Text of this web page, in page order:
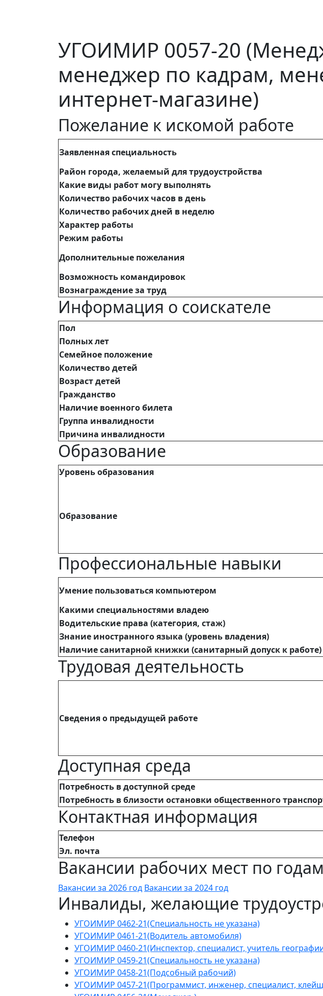
УГОИМИР 0057-20
менеджер по кадрам,
интернет-магазине)
Пожелание к искомой работе
Заявленная специальность
Район города, желаемый для трудоустройства
Какие виды работ могу выполнять
Количество рабочих часов в день
Количество рабочих дней в неделю
Характер работы
Режим работы
Дополнительные пожелания
Возможность командировок
Вознаграждение за труд
Информация о соискателе
Пол
Полных лет
Семейное положение
Количество детей
Возраст детей
Гражданство
Наличие военного билета
Группа инвалидности
Причина инвалидности
Образование
Уровень образования
Образование
Профессиональные навыки
Умение пользоваться компьютером
Какими специальностями владею
Водительские права (категория, стаж)
Знание иностранного языка (уровень владения)
Наличие санитарной книжки (санитарный допуск к работе)
Трудовая деятельность
Сведения о предыдущей работе
Доступная среда
Потребность в доступной среде
Потребность в близости остановки общественного
Контактная информация
Телефон
Эл. почта
Вакансии рабочих мест по годам
Вакансии за 2026 год Вакансии за 2024 год
Инвалиды, желающие
УГОИМИР 0462-21(Специальность не указана)
УГОИМИР 0461-21(Водитель автомобиля)
УГОИМИР 0460-21(Инспектор, специалист, учитель
УГОИМИР 0459-21(Специальность не указана)
УГОИМИР 0458-21(Подсобный рабочий)
УГОИМИР 0457-21(Программист, инженер, специалист,